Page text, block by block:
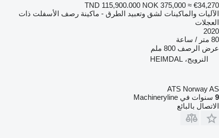
TND 115,900.000 NOK 375,000 ≈ €34,270
الآليات والماكينات لشق وتعبيد الطرق - ماكينة رصف الأسفلت ذات
العجلات
2020
80 متر / ساعة
عرض الرصف 800 ملم
النرويج، HEIMDAL
ATS Norway AS
9 سنوات في Machineryline
الاتصال بالبائع